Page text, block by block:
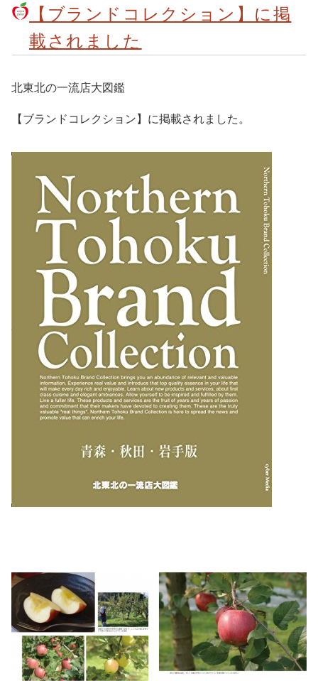
【ブランドコレクション】に掲
載されました
北東北の一流店大図鑑
【ブランドコレクション】に掲載されました。